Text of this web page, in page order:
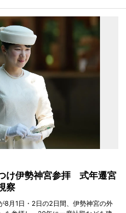
け伊勢神宮参拝 式年遷宮
察
8月1日・2日の2日間、伊勢神宮の外